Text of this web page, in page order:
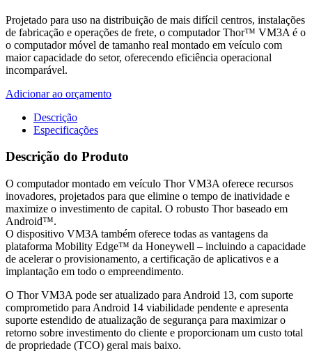
Projetado para uso na distribuição de mais difícil centros, instalações
de fabricação e operações de frete, o computador Thor™ VM3A é o
o computador móvel de tamanho real montado em veículo com
maior capacidade do setor, oferecendo eficiência operacional
incomparável.
Adicionar ao orçamento
Descrição
Especificações
Descrição do Produto
O computador montado em veículo Thor VM3A oferece recursos
inovadores, projetados para que elimine o tempo de inatividade e
maximize o investimento de capital. O robusto Thor baseado em
Android™.
O dispositivo VM3A também oferece todas as vantagens da
plataforma Mobility Edge™ da Honeywell – incluindo a capacidade
de acelerar o provisionamento, a certificação de aplicativos e a
implantação em todo o empreendimento.
O Thor VM3A pode ser atualizado para Android 13, com suporte
comprometido para Android 14 viabilidade pendente e apresenta
suporte estendido de atualização de segurança para maximizar o
retorno sobre investimento do cliente e proporcionam um custo total
de propriedade (TCO) geral mais baixo.